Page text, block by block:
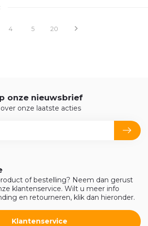
4 5 20
of bestelling? Neem dan gerust
klantenservice. Wilt u meer info
en retourneren, klik dan hieronder.
Klantenservice
onze nieuwsbrief
onze laatste acties